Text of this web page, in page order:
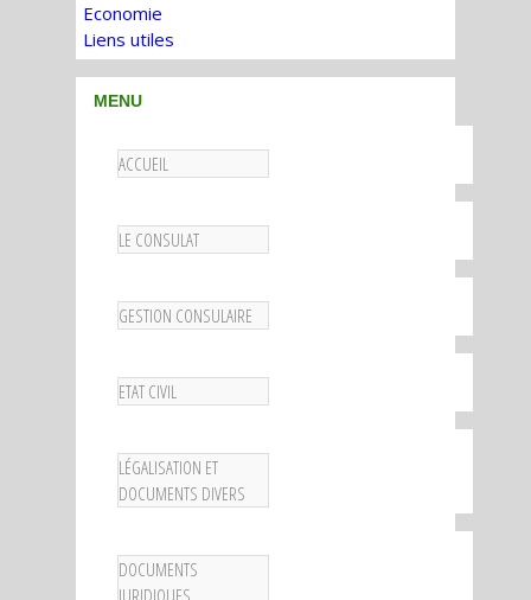
Economie
Liens utiles
MENU
ACCUEIL
LE CONSULAT
GESTION CONSULAIRE
ETAT CIVIL
LÉGALISATION ET
DOCUMENTS DIVERS
DOCUMENTS
JURIDIQUES